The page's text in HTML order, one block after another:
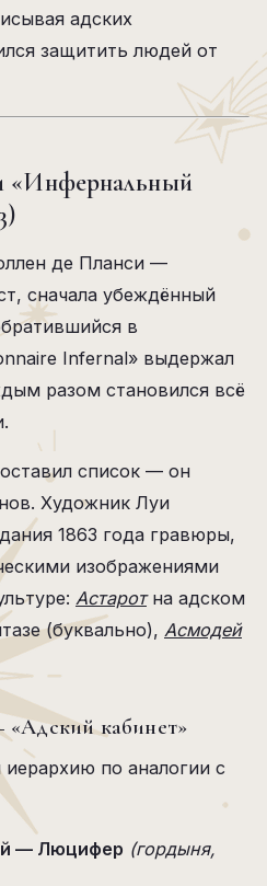
адских
защитить людей от
«Инфернальный
де Планси —
сначала убеждённый
в
Infernal» выдержал
разом становился всё
список — он
Художник Луи
1863 года гравюры,
изображениями
Астаротна адском
(буквально), Асмодей
кабинет»
по аналогии с
— Люцифер (гордыня,